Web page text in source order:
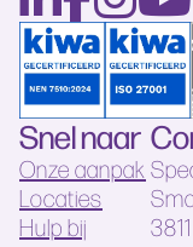
Snel naar
Onze aanpak
Locaties
Hulp bij